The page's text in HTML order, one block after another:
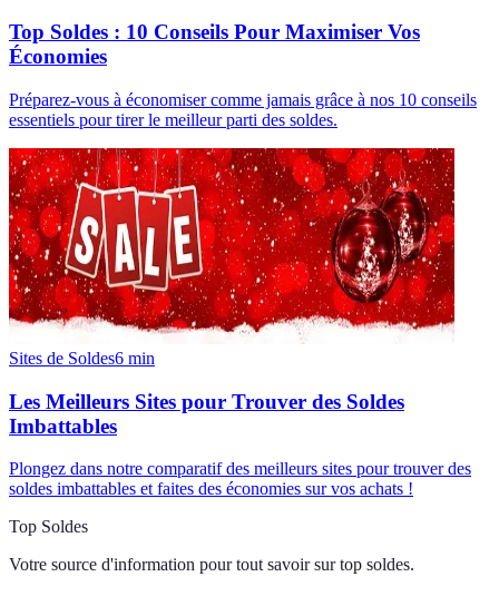
Top Soldes : 10 Conseils Pour Maximiser Vos
Économies
Préparez-vous à économiser comme jamais grâce à nos 10 conseils
essentiels pour tirer le meilleur parti des soldes.
Sites de Soldes6 min
Les Meilleurs Sites pour Trouver des Soldes
Imbattables
Plongez dans notre comparatif des meilleurs sites pour trouver des
soldes imbattables et faites des économies sur vos achats !
Top Soldes
Votre source d'information pour tout savoir sur top soldes.